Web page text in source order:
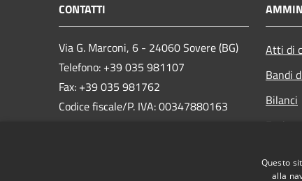
CONTATTI
Via G. Marconi, 6 - 24060 Sovere (BG)
Telefono: +39 035 981107
Fax: +39 035 981762
Codice fiscale/P. IVA: 00347880163
comune.sovere@pec.regione.lombardia.it
Atti di
Bandi
Bilanci
Enti
Questo
alla